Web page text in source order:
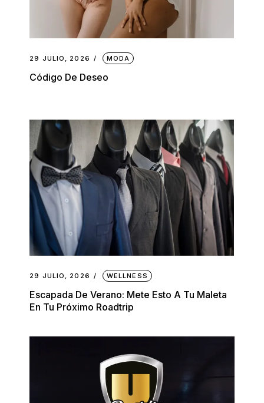
29 JULIO, 2026 MODA
Código De Deseo
29 JULIO, 2026 WELLNESS
Escapada De Verano: Mete Esto A Tu Maleta
En Tu Próximo Roadtrip